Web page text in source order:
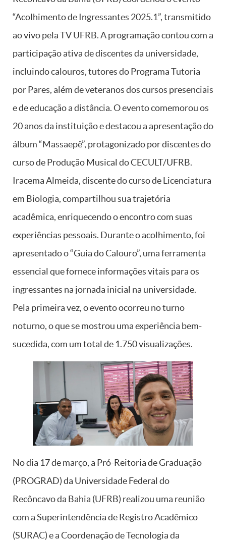
“Acolhimento de Ingressantes 2025.1”, transmitido
ao vivo pela TV UFRB. A programação contou com a
participação ativa de discentes da universidade,
incluindo calouros, tutores do Programa Tutoria
por Pares, além de veteranos dos cursos presenciais
e de educação a distância. O evento comemorou os
20 anos da instituição e destacou a apresentação do
álbum “Massaepê”, protagonizado por discentes do
curso de Produção Musical do CECULT/UFRB.
Iracema Almeida, discente do curso de Licenciatura
em Biologia, compartilhou sua trajetória
acadêmica, enriquecendo o encontro com suas
experiências pessoais. Durante o acolhimento, foi
apresentado o “Guia do Calouro”, uma ferramenta
essencial que fornece informações vitais para os
ingressantes na jornada inicial na universidade.
Pela primeira vez, o evento ocorreu no turno
noturno, o que se mostrou uma experiência bem-
sucedida, com um total de 1.750 visualizações.
No dia 17 de março, a Pró-Reitoria de Graduação
(PROGRAD) da Universidade Federal do
Recôncavo da Bahia (UFRB) realizou uma reunião
com a Superintendência de Registro Acadêmico
(SURAC) e a Coordenação de Tecnologia da